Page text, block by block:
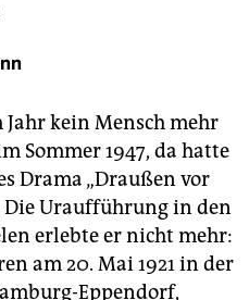
kein Mensch mehr
Sommer 1947, da hatte
Drama „Draußen vor
Die Uraufführung in den
erlebte er nicht mehr:
am 20. Mai 1921 in der
Eppendorf,